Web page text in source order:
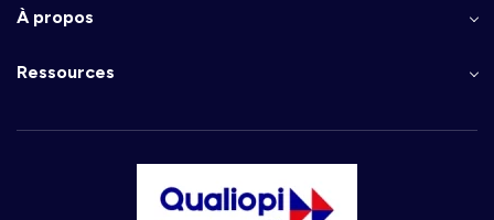
À propos
Ressources